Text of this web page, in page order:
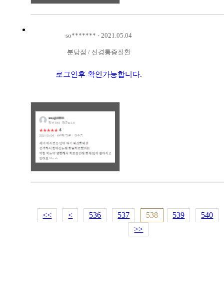
so******* · 2021.05.04
분당점 / 신경통증질환
로그인후 확인가능합니다.
<< < 536 537 538 539
540
>>